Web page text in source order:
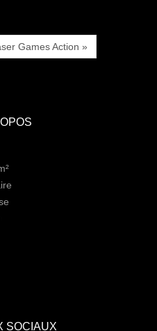
Games Action »
SOCIAUX